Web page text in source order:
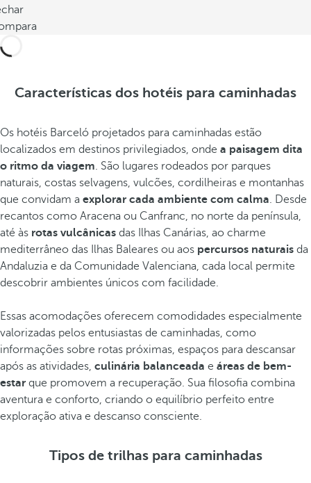
Características dos hotéis para caminhadas
Os hotéis Barceló projetados para caminhadas estão
localizados em destinos privilegiados, onde a paisagem dita
o ritmo da viagem. São lugares rodeados por parques
naturais, costas selvagens, vulcões, cordilheiras e montanhas
que convidam a explorar cada ambiente com calma. Desde
recantos como Aracena ou Canfranc, no norte da península,
até às rotas vulcânicas das Ilhas Canárias, ao charme
mediterrâneo das Ilhas Baleares ou aos percursos naturais da
Andaluzia e da Comunidade Valenciana, cada local permite
descobrir ambientes únicos com facilidade.
Essas acomodações oferecem comodidades especialmente
valorizadas pelos entusiastas de caminhadas, como
informações sobre rotas próximas, espaços para descansar
após as atividades, culinária balanceada e áreas de bem-
estar que promovem a recuperação. Sua filosofia combina
aventura e conforto, criando o equilíbrio perfeito entre
exploração ativa e descanso consciente.
Tipos de trilhas para caminhadas